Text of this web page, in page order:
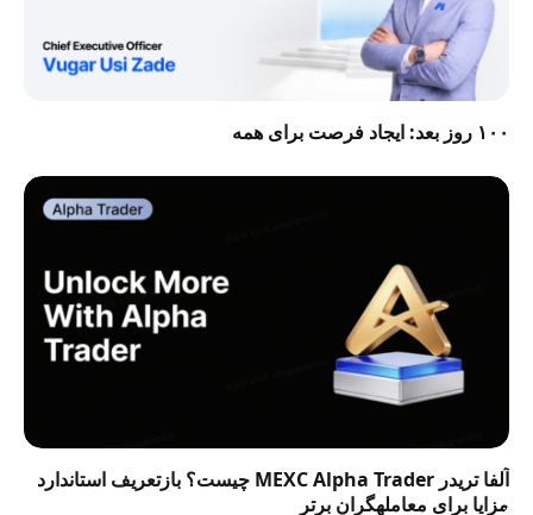
۱۰۰ روز بعد: ایجاد فرصت برای همه
آلفا تریدر MEXC Alpha Trader چیست؟ بازتعریف استاندارد
مزایا برای معاملهگران برتر